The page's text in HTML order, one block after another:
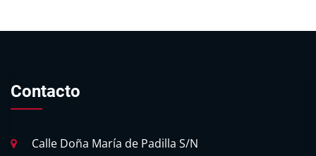
Contacto
Calle Doña María de Padilla S/N